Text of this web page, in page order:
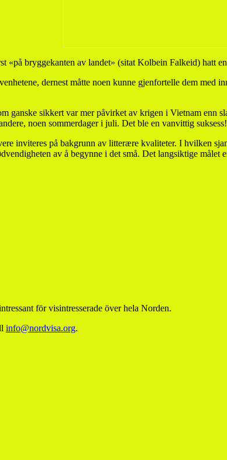
bryggekanten av landet» (sitat Kolbein Falkeid) hatt
dernest måtte noen kunne gjenfortelle dem med
ganske sikkert var mer påvirket av krigen i Vietnam enn
noen sommerdager i juli. Det ble en vanvittig suksess!
inviteres på bakgrunn av litterære kvaliteter. I hvilken
av å begynne i det små. Det langsiktige
för visintresserade över hela Norden.
info@nordvisa.org.